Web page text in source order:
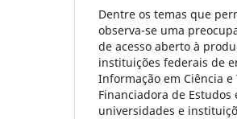
Dentre os temas que
observa-se uma
de acesso aberto à
instituições federais de
Informação em Ciência
Financiadora de Estudos
universidades e